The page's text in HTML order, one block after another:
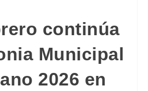
continúa
Municipal
2026 en